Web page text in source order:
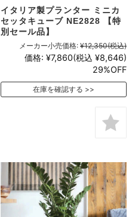
イタリア製プランター ミニカ
セッタキューブ NE2828 【特
別セール品】
メーカー小売価格: ¥12,350(税込)
価格: ¥7,860(税込 ¥8,646)
29%OFF
在庫を確認する